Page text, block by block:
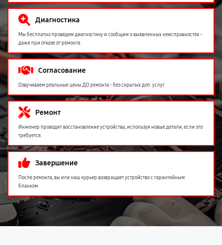
Диагностика
Мы бесплатно проведем диагностику и сообщим о выявленных неисправностях -
даже при отказе от ремонта
Согласование
Озвучиваем реальные цены ДО ремонта - без скрытых доп. услуг
Ремонт
Инженер проводит восстановление устройства, используя новые детали, если это
требуется.
Завершение
После ремонта, вы или наш курьер возвращает устройство с гарантийным
бланком.